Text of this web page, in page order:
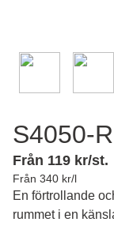
S4050-
Från 119 kr/st.
Från 340 kr/l
En förtrollande
rummet i en